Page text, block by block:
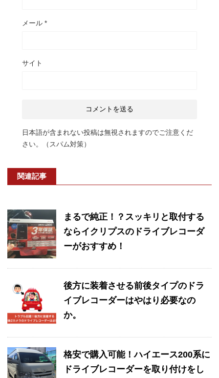
メール *
サイト
日本語が含まれない投稿は無視されますのでご注意くだ
さい。（スパム対策）
関連記事
まるで純正！？スッキリと取付する
ならイクリプスのドライブレコーダ
ーがおすすめ！
後方に装着させる前後タイプのドラ
イブレコーダーはやはり必要なの
か。
格安で購入可能！ハイエース200系に
ドライブレコーダーを取り付けをし